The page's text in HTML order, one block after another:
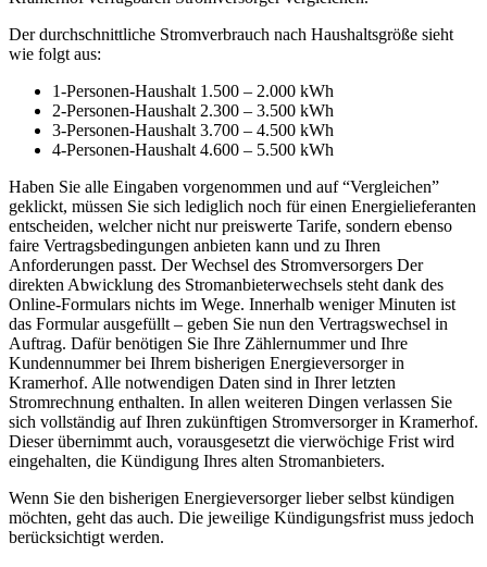
Der durchschnittliche Stromverbrauch nach Haushaltsgröße sieht
wie folgt aus:
1-Personen-Haushalt 1.500 – 2.000 kWh
2-Personen-Haushalt 2.300 – 3.500 kWh
3-Personen-Haushalt 3.700 – 4.500 kWh
4-Personen-Haushalt 4.600 – 5.500 kWh
Haben Sie alle Eingaben vorgenommen und auf “Vergleichen”
geklickt, müssen Sie sich lediglich noch für einen Energielieferanten
entscheiden, welcher nicht nur preiswerte Tarife, sondern ebenso
faire Vertragsbedingungen anbieten kann und zu Ihren
Anforderungen passt. Der Wechsel des Stromversorgers Der
direkten Abwicklung des Stromanbieterwechsels steht dank des
Online-Formulars nichts im Wege. Innerhalb weniger Minuten ist
das Formular ausgefüllt – geben Sie nun den Vertragswechsel in
Auftrag. Dafür benötigen Sie Ihre Zählernummer und Ihre
Kundennummer bei Ihrem bisherigen Energieversorger in
Kramerhof. Alle notwendigen Daten sind in Ihrer letzten
Stromrechnung enthalten. In allen weiteren Dingen verlassen Sie
sich vollständig auf Ihren zukünftigen Stromversorger in Kramerhof.
Dieser übernimmt auch, vorausgesetzt die vierwöchige Frist wird
eingehalten, die Kündigung Ihres alten Stromanbieters.
Wenn Sie den bisherigen Energieversorger lieber selbst kündigen
möchten, geht das auch. Die jeweilige Kündigungsfrist muss jedoch
berücksichtigt werden.